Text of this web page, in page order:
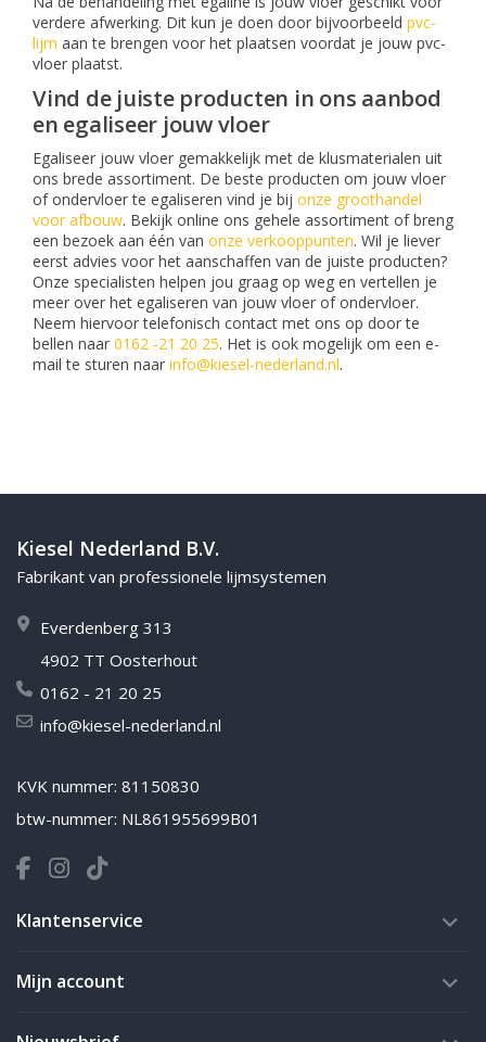
verdere afwerking. Dit kun je doen door bijvoorbeeld pvc-
lijm aan te brengen voor het plaatsen voordat je jouw pvc-
vloer plaatst.
Vind de juiste producten in ons aanbod
en egaliseer jouw vloer
Egaliseer jouw vloer gemakkelijk met de klusmaterialen uit
ons brede assortiment. De beste producten om jouw vloer
of ondervloer te egaliseren vind je bij onze groothandel
voor afbouw. Bekijk online ons gehele assortiment of breng
een bezoek aan één van onze verkooppunten. Wil je liever
eerst advies voor het aanschaffen van de juiste producten?
Onze specialisten helpen jou graag op weg en vertellen je
meer over het egaliseren van jouw vloer of ondervloer.
Neem hiervoor telefonisch contact met ons op door te
bellen naar 0162 -21 20 25. Het is ook mogelijk om een e-
mail te sturen naar info@kiesel-nederland.nl.
Kiesel Nederland B.V.
Fabrikant van professionele lijmsystemen
Everdenberg 313
4902 TT Oosterhout
0162 - 21 20 25
info@kiesel-nederland.nl
KVK nummer: 81150830
btw-nummer: NL861955699B01
Klantenservice
Mijn account